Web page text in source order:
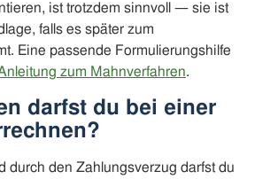
ist trotzdem sinnvoll — sie ist
falls es später zum
Eine passende Formulierungshilfe
zum Mahnverfahren.
darfst du bei einer
durch den Zahlungsverzug darfst du